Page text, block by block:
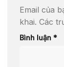
Email của
khai. Các
Bình luận *